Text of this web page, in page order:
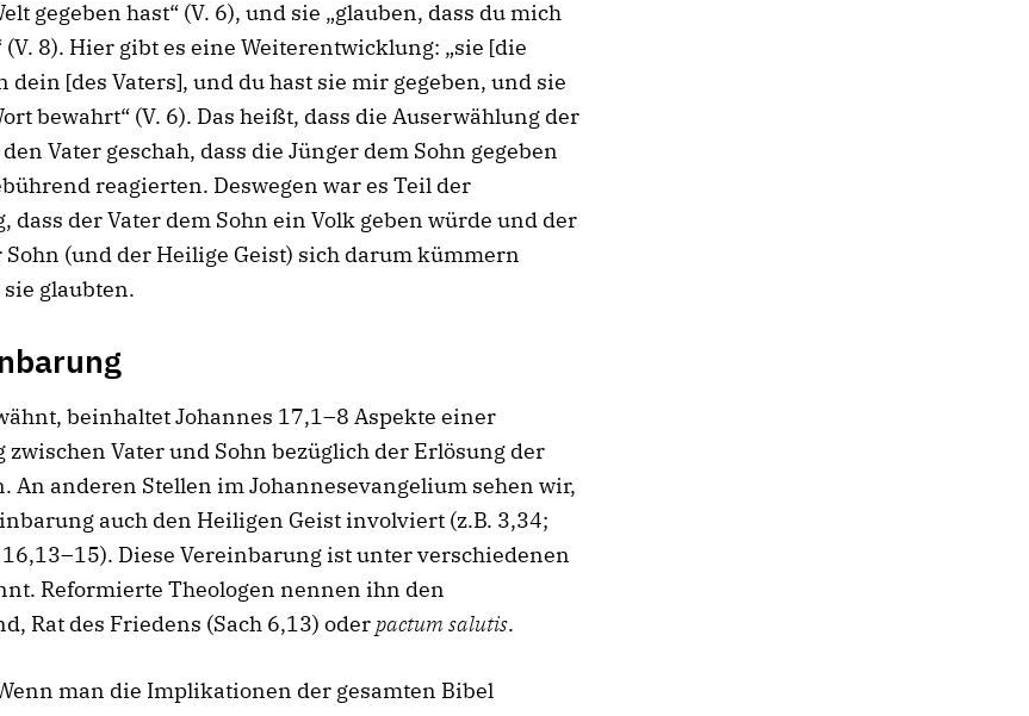
gegeben hast“ (V. 6), und sie „glauben, dass du mich
(V. 8). Hier gibt es eine Weiterentwicklung: „sie [die
dein [des Vaters], und du hast sie mir gegeben, und sie
bewahrt“ (V. 6). Das heißt, dass die Auserwählung der
Vater geschah, dass die Jünger dem Sohn gegeben
reagierten. Deswegen war es Teil der
dass der Vater dem Sohn ein Volk geben würde und der
Sohn (und der Heilige Geist) sich darum kümmern
glaubten.
beinhaltet Johannes 17,1–8 Aspekte einer
Vater und Sohn bezüglich der Erlösung der
An anderen Stellen im Johannesevangelium sehen wir,
auch den Heiligen Geist involviert (z.B. 3,34;
Diese Vereinbarung ist unter verschiedenen
Reformierte Theologen nennen ihn den
Rat des Friedens (Sach 6,13) oder pactum salutis.
man die Implikationen der gesamten Bibel